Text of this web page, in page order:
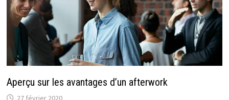
Aperçu sur les avantages d’un afterwork
27 février 2020